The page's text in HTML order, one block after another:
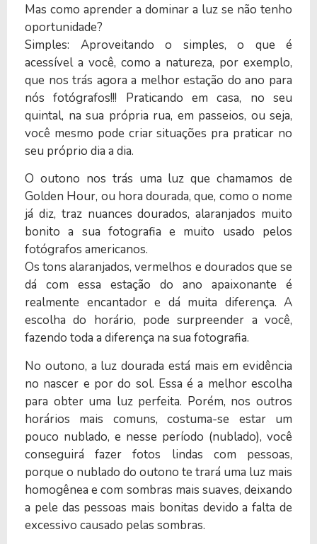
Mas como aprender a dominar a luz se não tenho
oportunidade?
Simples: Aproveitando o simples, o que é
acessível a você, como a natureza, por exemplo,
que nos trás agora a melhor estação do ano para
nós fotógrafos!!! Praticando em casa, no seu
quintal, na sua própria rua, em passeios, ou seja,
você mesmo pode criar situações pra praticar no
seu próprio dia a dia.
O outono nos trás uma luz que chamamos de
Golden Hour, ou hora dourada, que, como o nome
já diz, traz nuances dourados, alaranjados muito
bonito a sua fotografia e muito usado pelos
fotógrafos americanos.
Os tons alaranjados, vermelhos e dourados que se
dá com essa estação do ano apaixonante é
realmente encantador e dá muita diferença. A
escolha do horário, pode surpreender a você,
fazendo toda a diferença na sua fotografia.
No outono, a luz dourada está mais em evidência
no nascer e por do sol. Essa é a melhor escolha
para obter uma luz perfeita. Porém, nos outros
horários mais comuns, costuma-se estar um
pouco nublado, e nesse período (nublado), você
conseguirá fazer fotos lindas com pessoas,
porque o nublado do outono te trará uma luz mais
homogênea e com sombras mais suaves, deixando
a pele das pessoas mais bonitas devido a falta de
excessivo causado pelas sombras.